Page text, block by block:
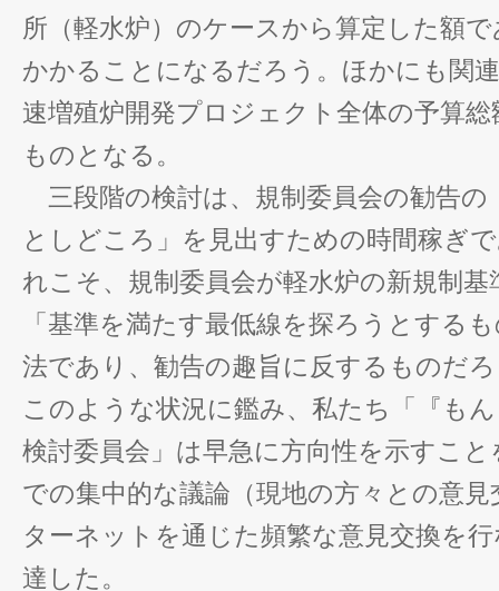
所（軽水炉）のケースから算定した額
かかることになるだろう。ほかにも関
速増殖炉開発プロジェクト全体の予算
ものとなる。
三段階の検討は、規制委員会の勧告の
としどころ」を見出すための時間稼ぎ
れこそ、規制委員会が軽水炉の新規制
「基準を満たす最低線を探ろうとする
法であり、勧告の趣旨に反するものだ
このような状況に鑑み、私たち「『も
検討委員会」は早急に方向性を示すこ
での集中的な議論（現地の方々との意
ターネットを通じた頻繁な意見交換を
達した。